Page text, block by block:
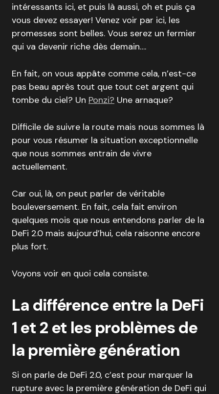
intéressants ici, et puis là aussi, oh et puis ça
vous devez essayer! Venez voir par ici, les
promesses sont belles. Vous serez un fermier
qui va devenir riche dès demain….
En fait, on vous appâte comme cela, n’est-ce
pas beau après tout que tout cet argent qui
tombe du ciel? Un Ponzi? Une arnaque?
Difficile de suivre la route mais nous sommes là
pour vous résumer la situation exceptionnelle
que nous sommes entrain de vivre
actuellement.
Car oui, là, on peut parler de véritable
bouleversement. En fait, cela fait environ
quelques mois que nous entendons parler de la
DeFi 2.0 mais aujourd’hui, cela raisonne encore
plus fort.
Voyons voir en quoi cela consiste.
La différence entre la DeFi
1 et 2 et les problèmes de
la première génération
Si on parle de DeFi 2.0, c’est pour marquer la
rupture avec la première génération de DeFi qui